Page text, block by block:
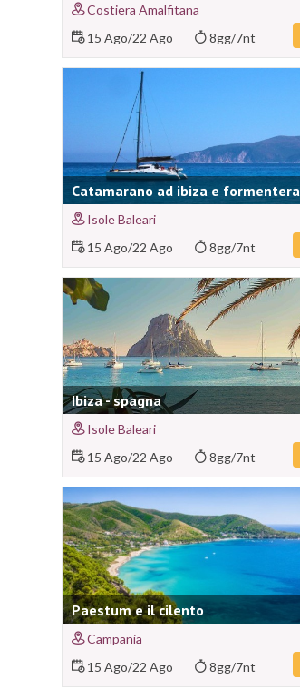
Costiera Amalfitana
15 Ago/22 Ago 8gg/7nt
Catamarano ad ibiza e formentera
Isole Baleari
15 Ago/22 Ago 8gg/7nt
Ibiza - spagna
Isole Baleari
15 Ago/22 Ago 8gg/7nt
Paestum e il cilento
Campania
15 Ago/22 Ago 8gg/7nt